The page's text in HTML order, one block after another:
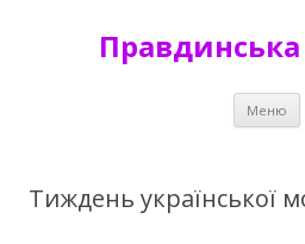
Правдинська
Меню
Тиждень української